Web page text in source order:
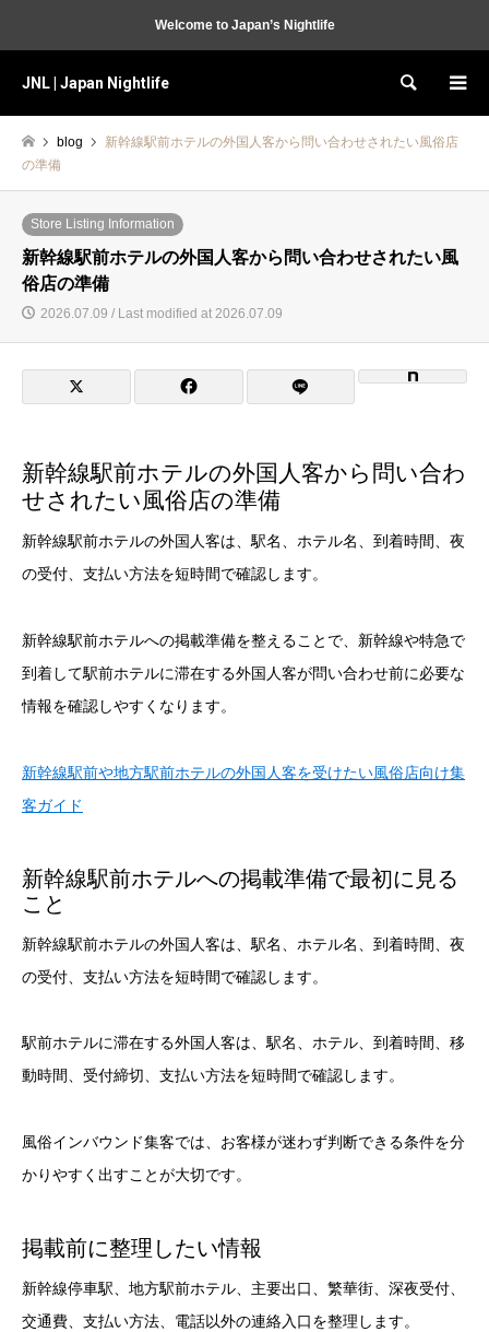
Welcome to Japan’s Nightlife
JNL | Japan Nightlife Search
blog
新幹線駅前ホテルの外国人客から問い合わせされたい風俗店
の準備
Store Listing Information
新幹線駅前ホテルの外国人客から問い合わせされたい風
俗店の準備
2026.07.09 / Last modified at 2026.07.09
新幹線駅前ホテルの外国人客から問い合わ
せされたい風俗店の準備
新幹線駅前ホテルの外国人客は、駅名、ホテル名、到着時間、夜
の受付、支払い方法を短時間で確認します。
新幹線駅前ホテルへの掲載準備を整えることで、新幹線や特急で
到着して駅前ホテルに滞在する外国人客が問い合わせ前に必要な
情報を確認しやすくなります。
新幹線駅前や地方駅前ホテルの外国人客を受けたい風俗店向け集
客ガイド
新幹線駅前ホテルへの掲載準備で最初に見る
こと
新幹線駅前ホテルの外国人客は、駅名、ホテル名、到着時間、夜
の受付、支払い方法を短時間で確認します。
駅前ホテルに滞在する外国人客は、駅名、ホテル、到着時間、移
動時間、受付締切、支払い方法を短時間で確認します。
風俗インバウンド集客では、お客様が迷わず判断できる条件を分
かりやすく出すことが大切です。
掲載前に整理したい情報
新幹線停車駅、地方駅前ホテル、主要出口、繁華街、深夜受付、
交通費、支払い方法、電話以外の連絡入口を整理します。